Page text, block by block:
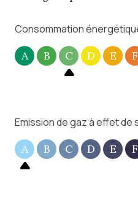
degrés sur demande ou
A tout de suite.
Consommation
A B C D E F
Emission de gaz à effet de
A B C D E F